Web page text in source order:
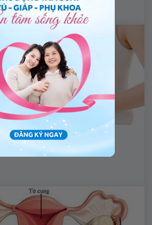
quan hệ có nguy hiểm